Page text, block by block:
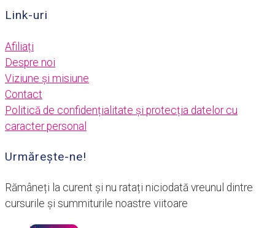
Link-uri
Afiliați
Despre noi
Viziune și misiune
Contact
Politică de confidențialitate și protecția datelor cu
caracter personal
Urmărește-ne!
Rămâneți la curent și nu ratați niciodată vreunul dintre
cursurile și summiturile noastre viitoare